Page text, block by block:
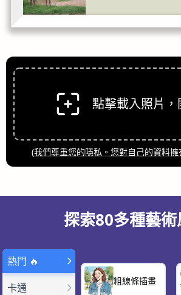
點擊載入照片
(我們尊重您的隱私。您對自己的資料擁
探索80多種藝
熱門 🔥
卡通
粗線條插畫